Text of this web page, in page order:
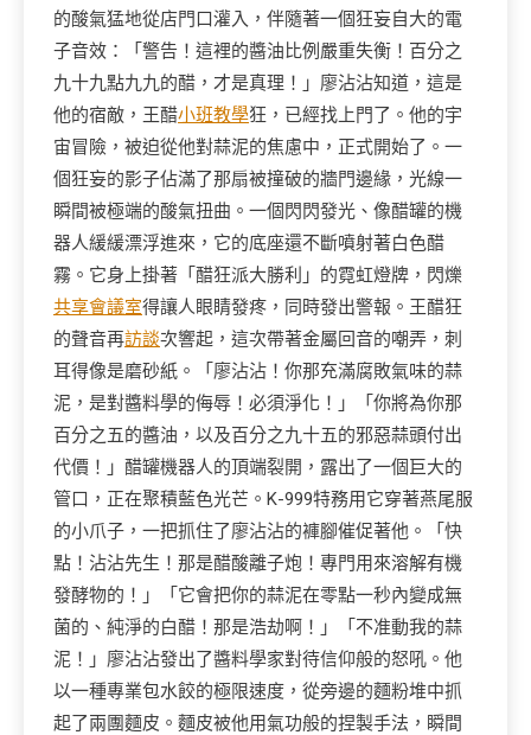
的酸氣猛地從店門口灌入，伴隨著一個狂妄自大的電
子音效：「警告！這裡的醬油比例嚴重失衡！百分之
九十九點九九的醋，才是真理！」廖沾沾知道，這是
他的宿敵，王醋小班教學狂，已經找上門了。他的宇
宙冒險，被迫從他對蒜泥的焦慮中，正式開始了。一
個狂妄的影子佔滿了那扇被撞破的牆門邊緣，光線一
瞬間被極端的酸氣扭曲。一個閃閃發光、像醋罐的機
器人緩緩漂浮進來，它的底座還不斷噴射著白色醋
霧。它身上掛著「醋狂派大勝利」的霓虹燈牌，閃爍
共享會議室得讓人眼睛發疼，同時發出警報。王醋狂
的聲音再訪談次響起，這次帶著金屬回音的嘲弄，刺
耳得像是磨砂紙。「廖沾沾！你那充滿腐敗氣味的蒜
泥，是對醬料學的侮辱！必須淨化！」「你將為你那
百分之五的醬油，以及百分之九十五的邪惡蒜頭付出
代價！」醋罐機器人的頂端裂開，露出了一個巨大的
管口，正在聚積藍色光芒。K-999特務用它穿著燕尾服
的小爪子，一把抓住了廖沾沾的褲腳催促著他。「快
點！沾沾先生！那是醋酸離子炮！專門用來溶解有機
發酵物的！」「它會把你的蒜泥在零點一秒內變成無
菌的、純淨的白醋！那是浩劫啊！」「不准動我的蒜
泥！」廖沾沾發出了醬料學家對待信仰般的怒吼。他
以一種專業包水餃的極限速度，從旁邊的麵粉堆中抓
起了兩團麵皮。麵皮被他用氣功般的捏製手法，瞬間